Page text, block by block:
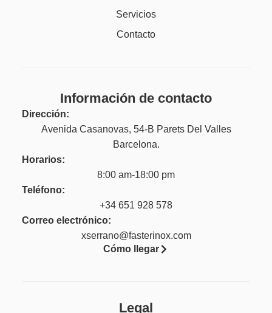
Servicios
Contacto
Información de contacto
Dirección:
Avenida Casanovas, 54-B Parets Del Valles
Barcelona.
Horarios:
8:00 am-18:00 pm
Teléfono:
+34 651 928 578
Correo electrónico:
xserrano@fasterinox.com
Cómo llegar
Legal